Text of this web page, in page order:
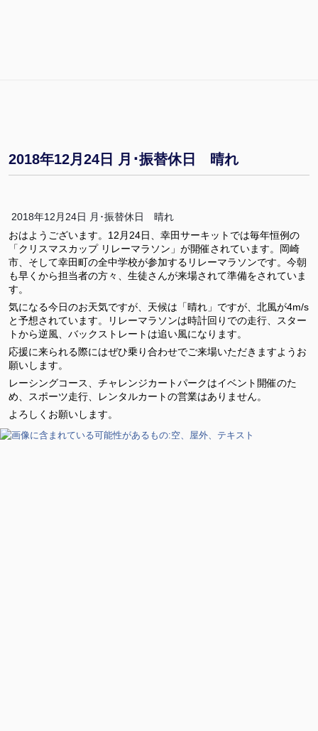
2018年12月24日 月･振替休日 晴れ
2018年12月24日 月･振替休日 晴れ
おはようございます。12月24日、幸田サーキットでは毎年恒例の
「クリスマスカップ リレーマラソン」が開催されています。岡崎
市、そして幸田町の全中学校が参加するリレーマラソンです。今朝
も早くから担当者の方々、生徒さんが来場されて準備をされていま
す。
気になる今日のお天気ですが、天候は「晴れ」ですが、北風が4m/s
と予想されています。リレーマラソンは時計回りでの走行、スター
トから逆風、バックストレートは追い風になります。
応援に来られる際にはぜひ乗り合わせでご来場いただきますようお
願いします。
レーシングコース、チャレンジカートパークはイベント開催のた
め、スポーツ走行、レンタルカートの営業はありません。
よろしくお願いします。